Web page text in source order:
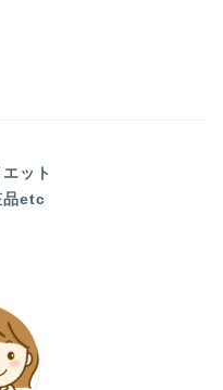
ット
品etc
機能低下症（橋本
アメリカ生活